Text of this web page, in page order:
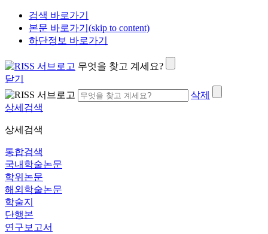
검색 바로가기
본문 바로가기(skip to content)
하단정보 바로가기
무엇을 찾고 계세요?
닫기
삭제
상세검색
상세검색
통합검색
국내학술논문
학위논문
해외학술논문
학술지
단행본
연구보고서